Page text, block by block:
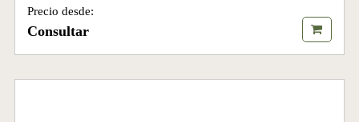
Precio desde:
Consultar